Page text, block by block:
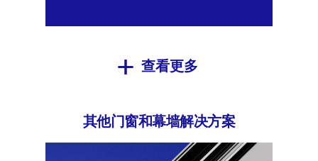
查看更多
其他门窗和幕墙解决方案